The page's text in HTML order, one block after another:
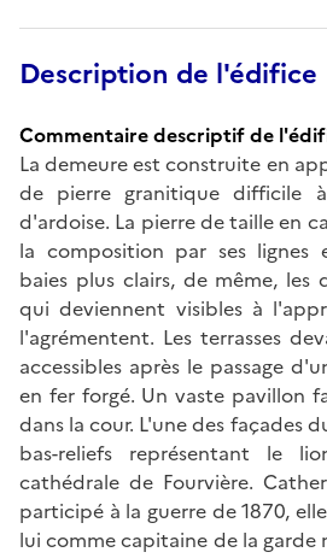
Description de l'édifice
Commentaire descriptif de
La demeure est construite en
de pierre granitique difficile
d'ardoise. La pierre de taille en
la composition par ses lignes
baies plus clairs, de même, les
qui deviennent visibles à
l'agrémentent. Les terrasses
accessibles après le passage
en fer forgé. Un vaste pavillon
dans la cour. L'une des façades
bas-reliefs représentant le
cathédrale de Fourvière.
participé à la guerre de 1870,
lui comme capitaine de la garde